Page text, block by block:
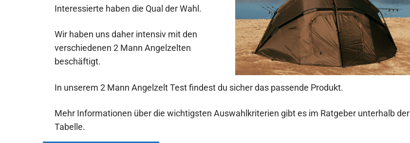
Interessierte haben die Qual der Wahl.
Wir haben uns daher intensiv mit den
verschiedenen 2 Mann Angelzelten
beschäftigt.
In unserem 2 Mann Angelzelt Test findest du sicher das passende Produkt.
Mehr Informationen über die wichtigsten Auswahlkriterien gibt es im Ratgeber unterhalb der
Tabelle.